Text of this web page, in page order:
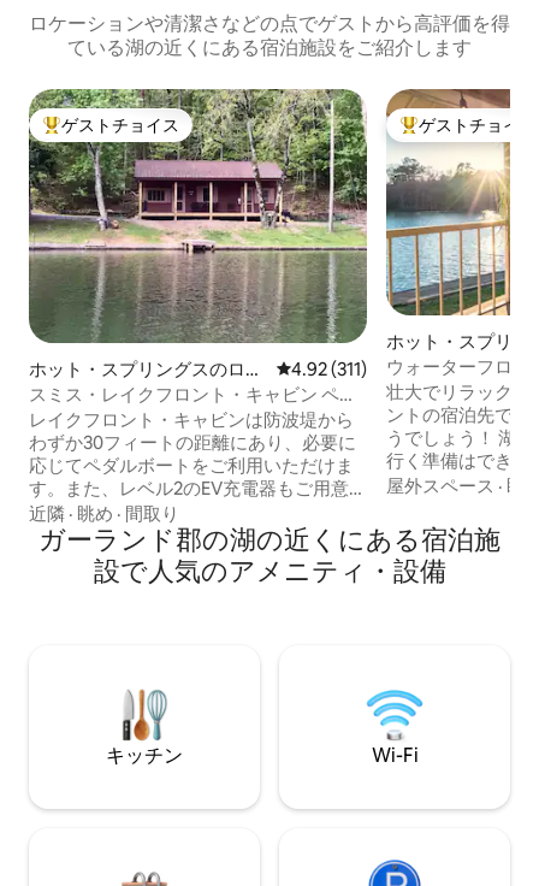
ロケーションや清潔さなどの点でゲストから高評価を得
ている湖の近くにある宿泊施設をご紹介します
大好評のゲストチョイスです。
ゲストチョイス
ホット・スプリングスのログ
ハウス
レビュー311件、5つ星中4.92つ
4.92 (311)
スミス・レイクフロント・キャビン ペッ
ト歓迎（少額料金）
レイクフロント・キャビンは防波堤から
わずか30フィートの距離にあり、必要に
応じてペダルボートをご利用いただけま
す。また、レベル2のEV充電器もご用意し
ております。ライフジャケットをお持ち
ください（冬季は湖面が5フィート低下
し、ペダルボートのご利用や釣りはでき
ません）。キャビンには、キングサイズ
ッチン、電気暖炉2台、屋外のファイヤー
ピット、ピクニックテーブル、パティオ
テーブル、炭火グリル、防波堤近くにブ
ランコがあります。キャビンを「小さな
近隣 · 眺め · 間取り
大好評のゲスト
ゲストチョイス
ホット・スプリン
公園の町家・長屋
ウォーターフロン
クイーン *
壮大でリラックス
ントの宿泊先です
うでしょう！ 湖
行く準備はできま
です。屋外での1
（電気グリル）
ーンベッド（メイ
グベッド（ロフ
トテレビ 湖畔の
用焚き火台 水辺の景色 予約は23
方のみ可能です
屋外スペース · 眺
ガーランド郡の湖の近くにある宿泊施
設で人気のアメニティ・設備
キッチン Wi-Fi